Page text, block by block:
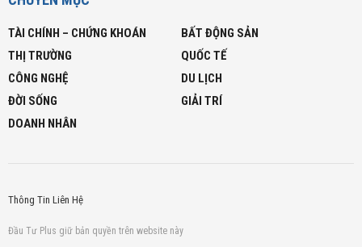
TÀI CHÍNH – CHỨNG KHOÁN
BẤT ĐỘNG SẢN
THỊ TRƯỜNG
QUỐC TẾ
CÔNG NGHỆ
DU LỊCH
ĐỜI SỐNG
GIẢI TRÍ
DOANH NHÂN
Thông Tin Liên Hệ
Đầu Tư Plus giữ bản quyền trên website này